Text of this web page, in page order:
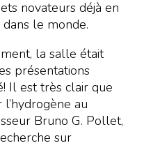
novateurs déjà en
le monde.
la salle était
présentations
Il est très clair que
au
Bruno G. Pollet,
sur